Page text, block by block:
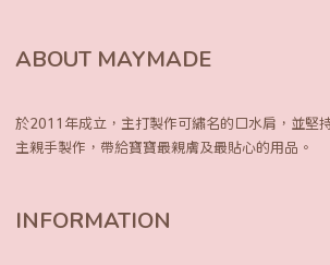
ABOUT MAYMADE
於2011年成立，主打製作可繡名的口水肩， 並堅
主親手製作， 帶給寶寶最親膚及最貼心的用品。
INFORMATION